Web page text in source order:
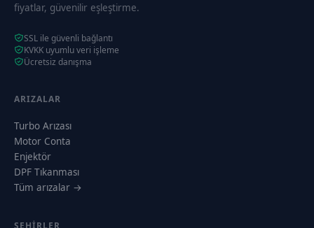
fiyatlar, güvenilir eşleştirme.
SSL ile güvenli bağlantı
KVKK uyumlu veri işleme
Ücretsiz danışma
ARIZALAR
Turbo Arızası
Motor Conta
Enjektör
DPF Tıkanması
Tüm arızalar →
ŞEHIRLER